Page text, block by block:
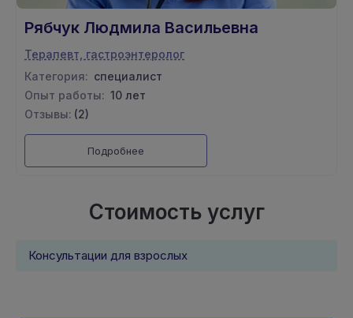
Рябчук Людмила Васильевна
Терапевт, гастроэнтеролог
Категория: специалист
Опыт работы: 10 лет
Отзывы: (2)
Подробнее
Стоимость услуг
Консультации для взрослых